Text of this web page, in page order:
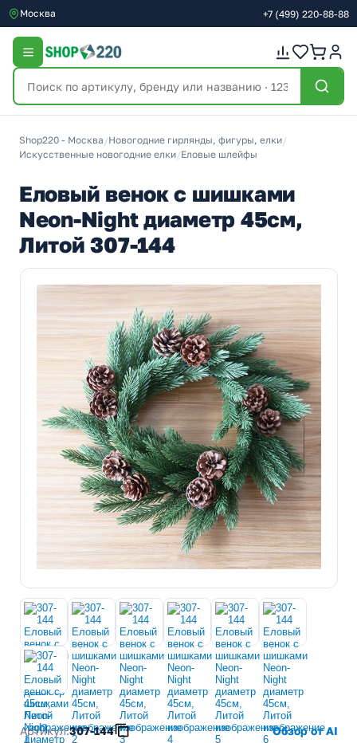
Москва +7 (499) 220-88-88
Shop220 - Москва /Новогодние гирлянды, фигуры, елки/
Искусственные новогодние елки/Еловые шлейфы
Еловый венок с шишками
Neon-Night диаметр 45см,
Литой 307-144
Артикул:307-144
Обзор от AI